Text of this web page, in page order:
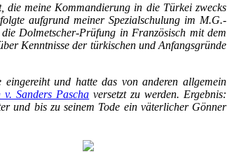
die meine Kommandierung in die Türkei zwecks
aufgrund meiner Spezialschulung im M.G.-
Dolmetscher-Prüfung in Französisch mit dem
Kenntnisse der türkischen und Anfangsgründe
und hatte das von anderen allgemein
v. Sanders Pascha versetzt zu werden. Ergebnis:
und bis zu seinem Tode ein väterlicher Gönner